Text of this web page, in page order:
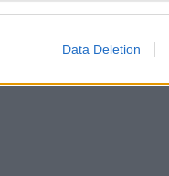
Data Deletion